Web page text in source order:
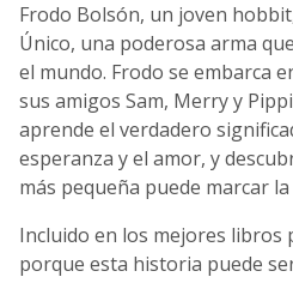
Frodo Bolsón, un joven
Único, una poderosa arma
el mundo. Frodo se embarca
sus amigos Sam, Merry y
aprende el verdadero
esperanza y el amor, y
más pequeña puede marcar
Incluido en los mejores libros
porque esta historia puede